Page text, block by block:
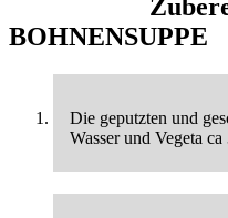
BOHNENSUPPE
Die geputzten und
Wasser und Vegeta